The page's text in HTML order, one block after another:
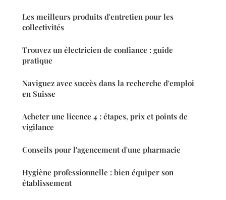
Les meilleurs produits d'entretien pour les
collectivités
Trouvez un électricien de confiance : guide
pratique
Naviguez avec succès dans la recherche d'emploi
en Suisse
Acheter une licence 4 : étapes, prix et points de
vigilance
Conseils pour l'agencement d'une pharmacie
Hygiène professionnelle : bien équiper son
établissement